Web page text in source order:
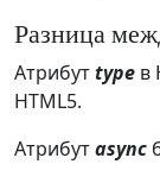
Разница
Атрибутtype в
HTML5.
Атрибутasync